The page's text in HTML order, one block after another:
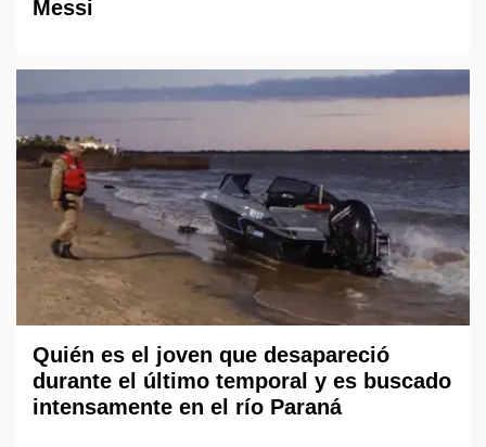
Messi
Quién es el joven que desapareció
durante el último temporal y es buscado
intensamente en el río Paraná